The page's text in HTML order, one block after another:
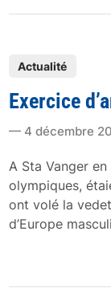
s
d
Actualité
Exercice
4 décembre
A Sta Vanger
olympiques,
ont volé la
d’Europe